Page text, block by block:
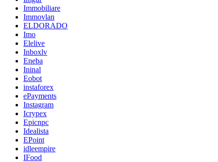
Immobiliare
Immovlan
ELDORADO
Imo
Elelive
Inboxlv
Eneba
Ininal
Eobot
instaforex
ePayments
Instagram
Icrypex
Epicnpc
Idealista
EPoint
idleempire
IFood